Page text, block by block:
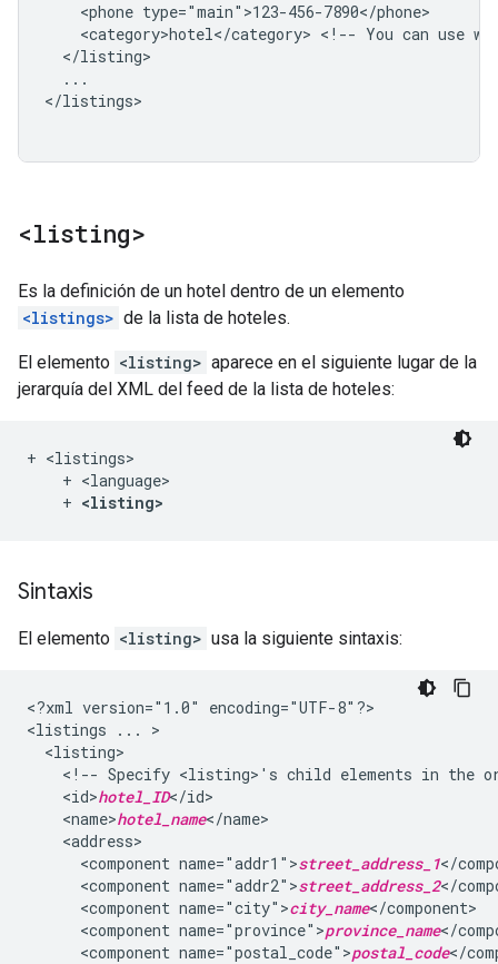
<phone
<category>hotel</category> <!-- You can use
...
</listings>
<listing>
Es la definición de un hotel dentro de un elemento
<listings> de la lista de hoteles.
El elemento <listing> aparece en el siguiente lugar de la
jerarquía del XML del feed de la lista de hoteles:
+ <listings>
    + <language>
    +
<listing>
Sintaxis
El elemento <listing> usa la siguiente sintaxis:
<?xml version="1.0"
encoding="UTF-8"?>
<listings
...
<!-- Specify <listing>'s child elements in the
<id>hotel_ID
<name>hotel_name
<component name="addr1">street_address_1
<component name="addr2">street_address_2
<component name="city">city_name
<component name="province">province_name
<component name="postal_code">postal_code